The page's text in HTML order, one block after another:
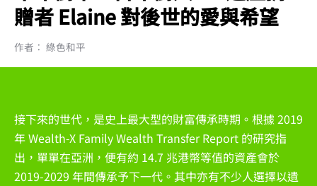
贈者 Elaine 對後世的愛與希望
作者： 綠色和平
接下來的世代，是史上最大型的財富傳承時期。根據 2019
年 Wealth-X Family Wealth Transfer Report 的研究指
出，單單在亞洲，便有約 14.7 兆港幣等值的資產會於
2019-2029 年間傳承予下一代。其中亦有不少人選擇以遺